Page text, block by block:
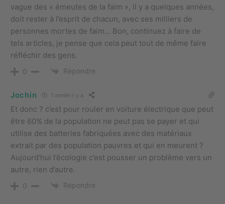
vague des « émeutes de la faim », il y a quelques années,
doit rester à l’esprit de chacun, avec ses milliers de
personnes mortes de faim… Bon, continuez à faire de
tels articles, je pense que cela peut tout de même faire
réfléchir des gens.
0 Répondre
Jochin 1 année il y a
Et donc ? c’est pour rouler en voiture électrique que peut
être 60% de la population ne peut pas se payer et qui
utilise des batteries fabriquées avec des matériaux
extrait par des population pauvres et qui en meurent ?
Aujourd’hui l’écologie c’est pousser un problème vers un
autre, rien d’autre.
0 Répondre